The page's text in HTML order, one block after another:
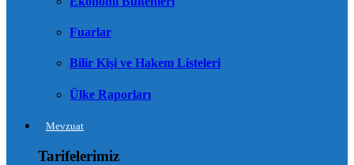
Fuarlar
Bilir Kişi ve Hakem Listeleri
Ülke Raporları
Mevzuat
Tarifelerimiz